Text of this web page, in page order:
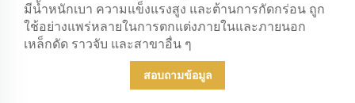
มีน้ำหนักเบา ความแข็งแรงสูง และต้านการกัดกร่อน ถูก
ใช้อย่างแพร่หลายในการตกแต่งภายในและภายนอก
เหล็กดัด ราวจับ และสาขาอื่น ๆ
สอบถามข้อมูล